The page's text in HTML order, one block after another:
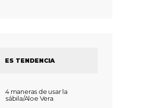
ES TENDENCIA
4 maneras de usar la
sábila/Aloe Vera